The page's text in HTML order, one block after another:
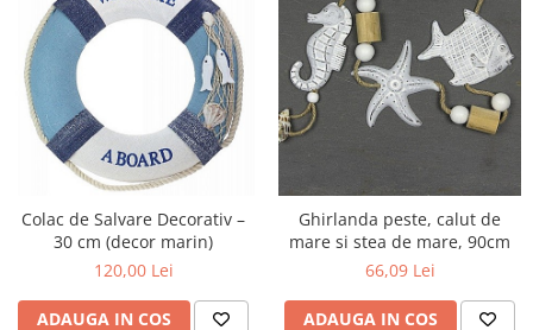
Colac de Salvare Decorativ –
30 cm (decor marin)
120,00 Lei
ADAUGA IN COS
Ghirlanda peste, calut de
mare si stea de mare, 90cm
66,09 Lei
ADAUGA IN COS